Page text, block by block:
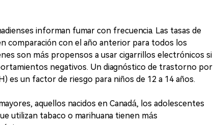
informan fumar con frecuencia. Las tasas de
comparación con el año anterior para todos los
son más propensos a usar cigarrillos electrónicos si
negativos. Un diagnóstico de trastorno por
es un factor de riesgo para niños de 12 a 14 años.
aquellos nacidos en Canadá, los adolescentes
utilizan tabaco o marihuana tienen más